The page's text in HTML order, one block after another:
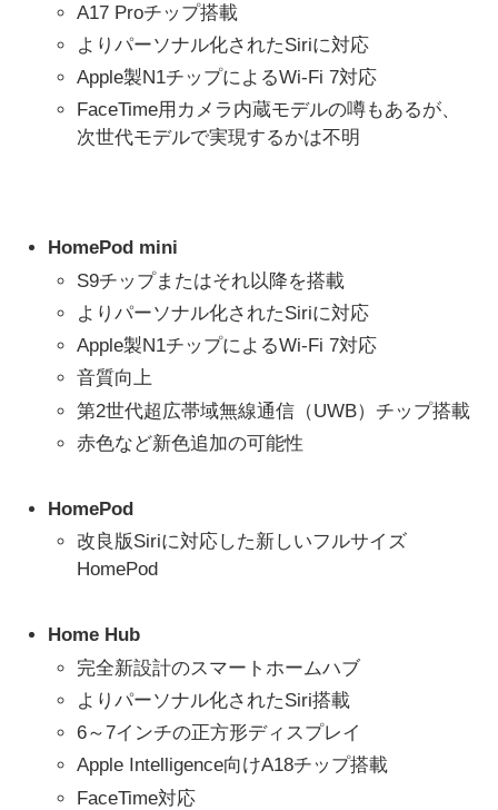
A17 Proチップ搭載
よりパーソナル化されたSiriに対応
Apple製N1チップによるWi-Fi 7対応
FaceTime用カメラ内蔵モデルの噂もあるが、
次世代モデルで実現するかは不明
HomePod mini
S9チップまたはそれ以降を搭載
よりパーソナル化されたSiriに対応
Apple製N1チップによるWi-Fi 7対応
音質向上
第2世代超広帯域無線通信（UWB）チップ搭載
赤色など新色追加の可能性
HomePod
改良版Siriに対応した新しいフルサイズ
HomePod
Home Hub
完全新設計のスマートホームハブ
よりパーソナル化されたSiri搭載
6～7インチの正方形ディスプレイ
Apple Intelligence向けA18チップ搭載
FaceTime対応